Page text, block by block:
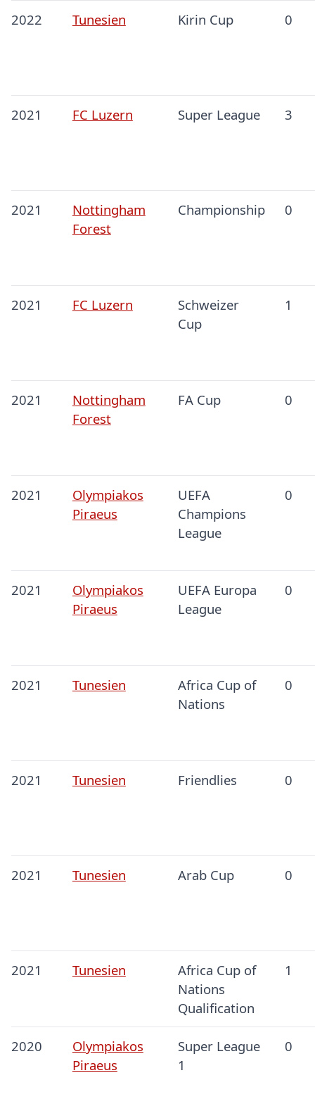
2022 Tunesien Kirin Cup 0
2021 FC Luzern Super League 3
2021
Nottingham
Forest
Championship 0
2021 FC Luzern
Schweizer
Cup
1
2021
Nottingham
Forest
FA Cup 0
2021
Olympiakos
Piraeus
UEFA
Champions
League
0
2021
Olympiakos
Piraeus
UEFA Europa
League
0
2021 Tunesien
Africa Cup of
Nations
0
2021 Tunesien Friendlies 0
2021 Tunesien Arab Cup 0
2021 Tunesien
Africa Cup of
Nations
Qualification
1
2020
Olympiakos
Piraeus
Super League
1
0